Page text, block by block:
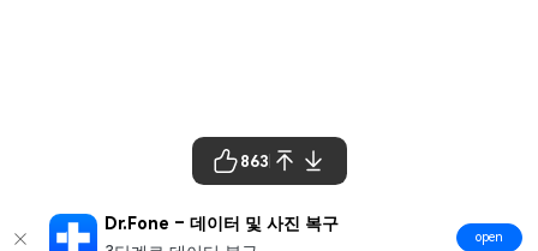
863
Dr.Fone – 데이터 및 사진 복구
open